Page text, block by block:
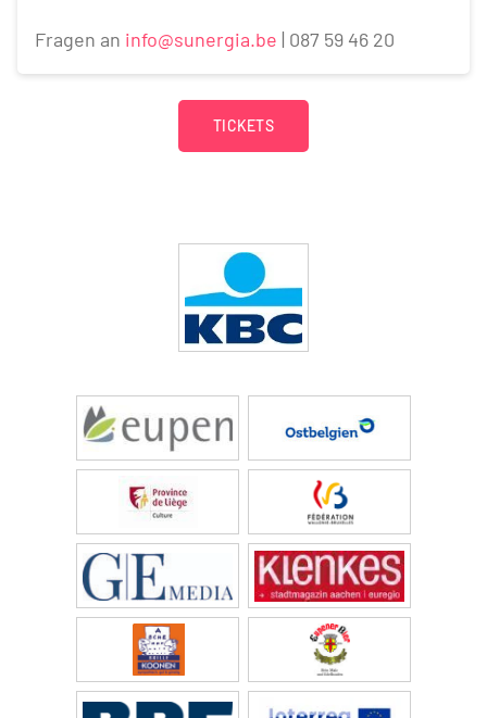
Fragen an info@sunergia.be | 087 59 46 20
TICKETS